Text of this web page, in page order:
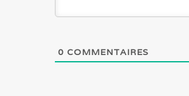
0 COMMENTAIRES